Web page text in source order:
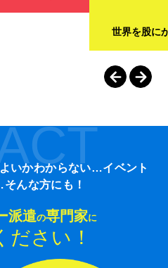
世界を股に
いかわからない…イベント
んな方にも！
派遣の専門家に
ださい！